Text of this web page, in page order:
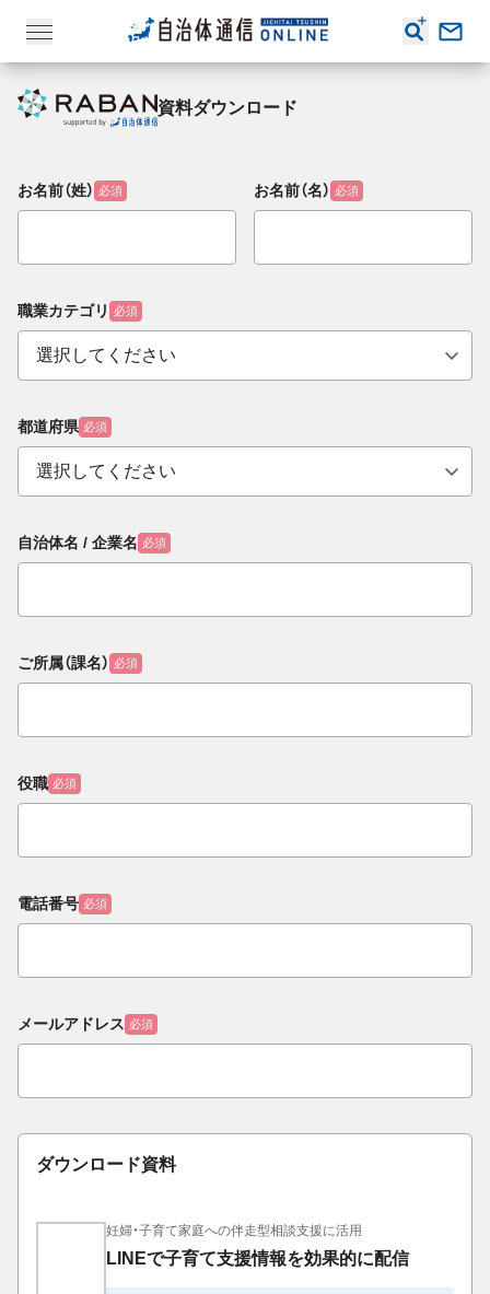
資料ダウンロード
お名前（姓） 必須 お名前（名） 必須
職業カテゴリ 必須
都道府県 必須
自治体名 / 企業名 必須
ご所属（課名） 必須
役職 必須
電話番号 必須
メールアドレス 必須
ダウンロード資料
妊婦・子育て家庭への伴走型相談支援に活用
LINEで子育て支援情報を効果的に配信